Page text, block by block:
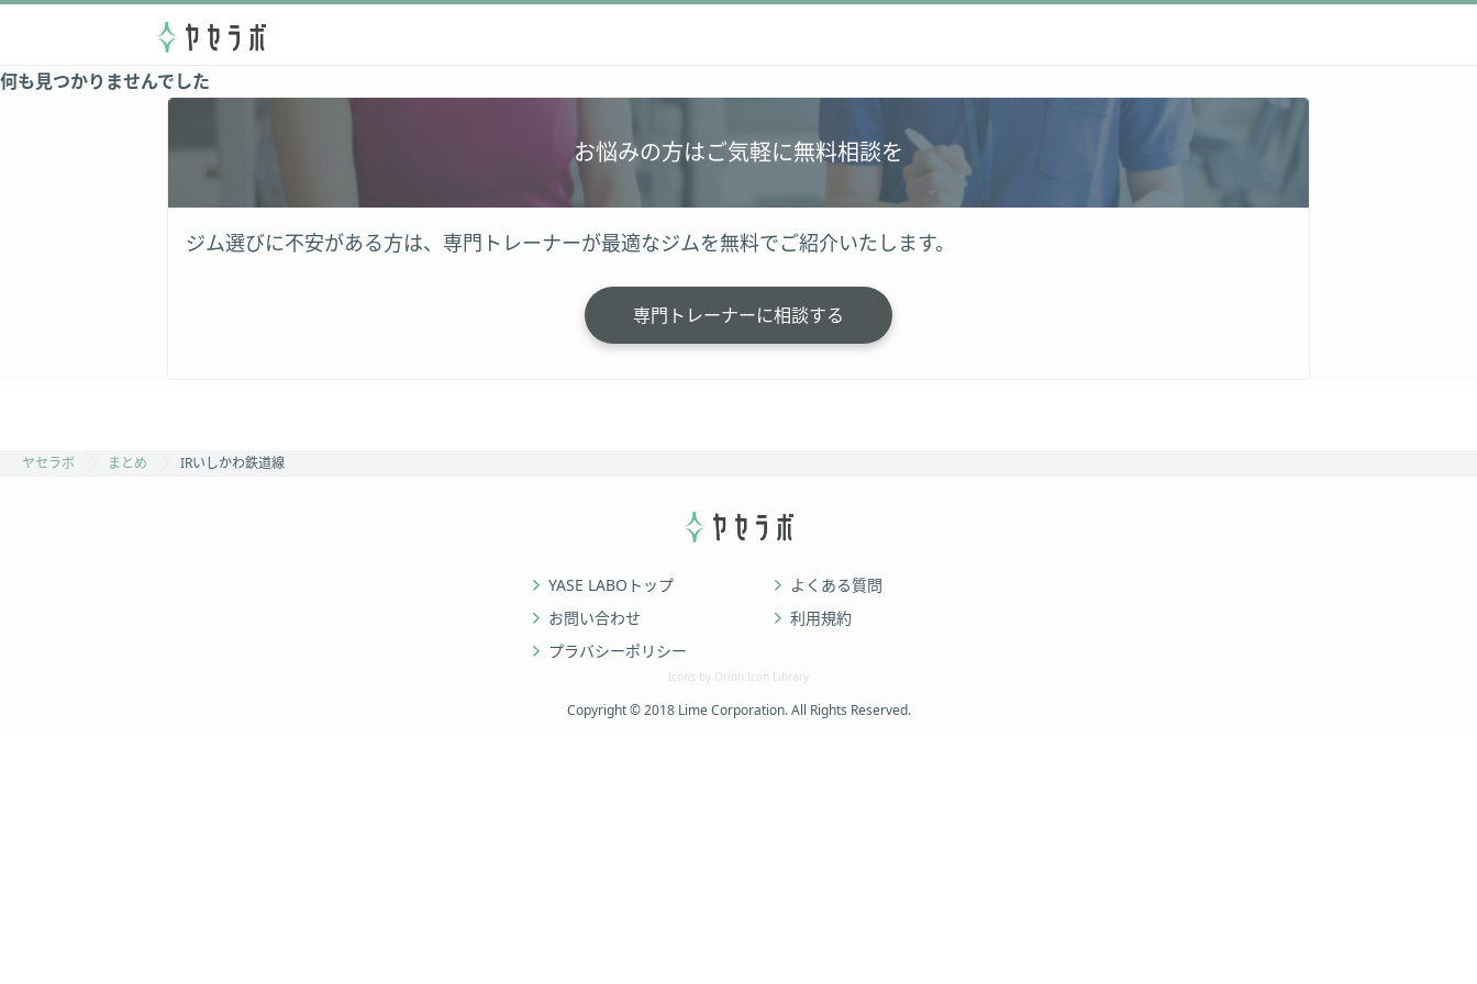
何も見つかりませんでした
お悩みの方はご気軽に無料相談を
ジム選びに不安がある方は、専門トレーナーが最適なジムを無料でご紹介いたします。
専門トレーナーに相談する
ヤセラボ まとめ IRいしかわ鉄道線
YASE LABOトップ
よくある質問
お問い合わせ
利用規約
プラバシーポリシー
Icons by Orion Icon Library
Copyright © 2018 Lime Corporation. All Rights Reserved.